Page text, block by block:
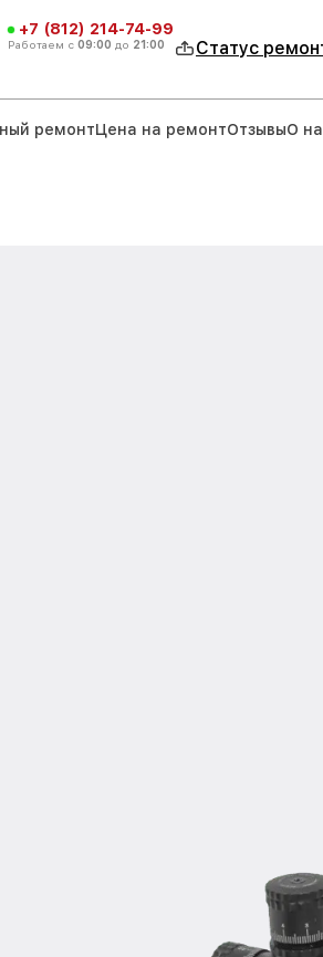
+7 (812) 214-74-99
Работаем с 09:00 до 21:00 Статус
ремонтЦена на ремонтОтзывыО